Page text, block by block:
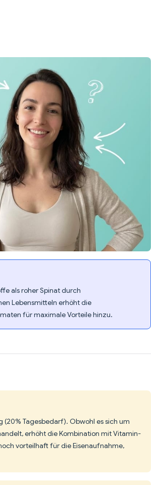
als roher Spinat durch
Lebensmitteln erhöht die
für maximale Vorteile hinzu.
(20% Tagesbedarf). Obwohl es sich um
erhöht die Kombination mit Vitamin-
vorteilhaft für die Eisenaufnahme,